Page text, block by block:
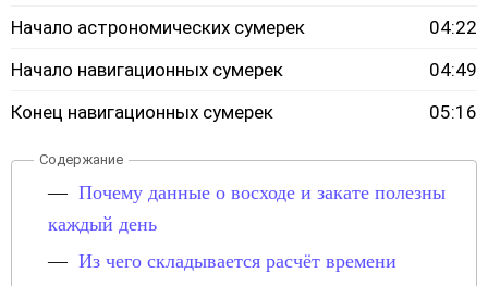
Начало астрономических сумерек
04:22
Начало навигационных сумерек
04:49
Конец навигационных сумерек
05:16
Почему данные о восходе и закате полезны
каждый день
Из чего складывается расчёт времени